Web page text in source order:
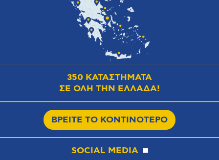
350 ΚΑΤΑΣΤΗΜΑΤΑ
ΣΕ ΟΛΗ ΤΗΝ ΕΛΛΑΔΑ!
ΒΡΕΙΤΕ ΤΟ ΚΟΝΤΙΝΟΤΕΡΟ
SOCIAL MEDIA